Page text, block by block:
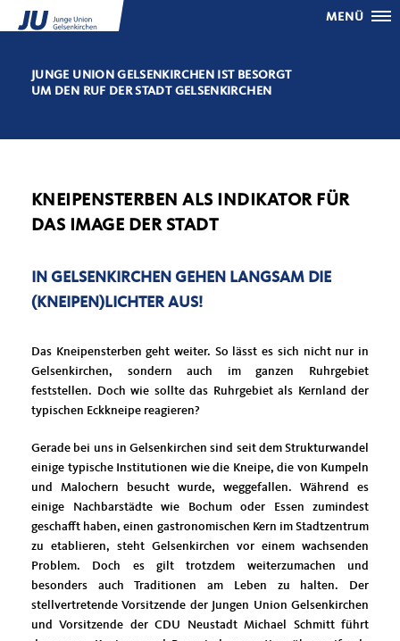
MENÜ
JUNGE UNION GELSENKIRCHEN IST BESORGT
UM DEN RUF DER STADT GELSENKIRCHEN
KNEIPENSTERBEN ALS INDIKATOR FÜR
DAS IMAGE DER STADT
IN GELSENKIRCHEN GEHEN LANGSAM DIE
(KNEIPEN)LICHTER AUS!
Das Kneipensterben geht weiter. So lässt es sich nicht nur in
Gelsenkirchen, sondern auch im ganzen Ruhrgebiet
feststellen. Doch wie sollte das Ruhrgebiet als Kernland der
typischen Eckkneipe reagieren?
Gerade bei uns in Gelsenkirchen sind seit dem Strukturwandel
einige typische Institutionen wie die Kneipe, die von Kumpeln
und Malochern besucht wurde, weggefallen. Während es
einige Nachbarstädte wie Bochum oder Essen zumindest
geschafft haben, einen gastronomischen Kern im Stadtzentrum
zu etablieren, steht Gelsenkirchen vor einem wachsenden
Problem. Doch es gilt trotzdem weiterzumachen und
besonders auch Traditionen am Leben zu halten. Der
stellvertretende Vorsitzende der Jungen Union Gelsenkirchen
und Vorsitzende der CDU Neustadt Michael Schmitt führt